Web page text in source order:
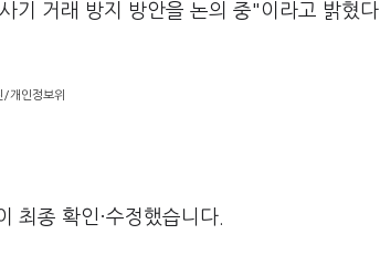
기 거래 방지 방안을 논의 중"이라고 밝혔다.
/개인정보위
최종 확인·수정했습니다.